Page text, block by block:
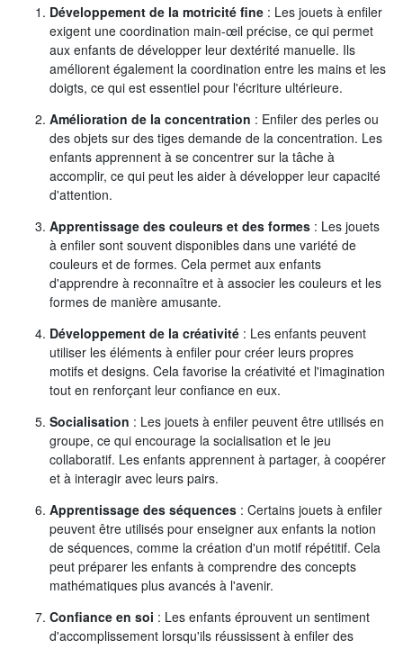
Développement de la motricité fine : Les jouets à enfiler
exigent une coordination main-œil précise, ce qui permet
aux enfants de développer leur dextérité manuelle. Ils
améliorent également la coordination entre les mains et les
doigts, ce qui est essentiel pour l'écriture ultérieure.
Amélioration de la concentration : Enfiler des perles ou
des objets sur des tiges demande de la concentration. Les
enfants apprennent à se concentrer sur la tâche à
accomplir, ce qui peut les aider à développer leur capacité
d'attention.
Apprentissage des couleurs et des formes : Les jouets
à enfiler sont souvent disponibles dans une variété de
couleurs et de formes. Cela permet aux enfants
d'apprendre à reconnaître et à associer les couleurs et les
formes de manière amusante.
Développement de la créativité : Les enfants peuvent
utiliser les éléments à enfiler pour créer leurs propres
motifs et designs. Cela favorise la créativité et l'imagination
tout en renforçant leur confiance en eux.
Socialisation : Les jouets à enfiler peuvent être utilisés en
groupe, ce qui encourage la socialisation et le jeu
collaboratif. Les enfants apprennent à partager, à coopérer
et à interagir avec leurs pairs.
Apprentissage des séquences : Certains jouets à enfiler
peuvent être utilisés pour enseigner aux enfants la notion
de séquences, comme la création d'un motif répétitif. Cela
peut préparer les enfants à comprendre des concepts
mathématiques plus avancés à l'avenir.
Confiance en soi : Les enfants éprouvent un sentiment
d'accomplissement lorsqu'ils réussissent à enfiler des